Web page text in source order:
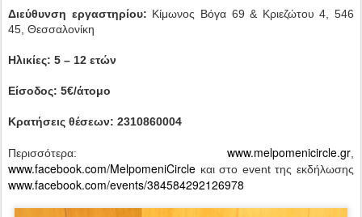
Διεύθυνση εργαστηρίου: Κίμωνος Βόγα 69 & Κριεζώτου 4, 546
45, Θεσσαλονίκη
Ηλικίες: 5 – 12 ετών
Είσοδος: 5€/άτομο
Κρατήσεις θέσεων: 2310860004
Περισσότερα: www.melpomenicircle.gr,
www.facebook.com/MelpomeniCircle και στο event της εκδήλωσης
www.facebook.com/events/384584292126978